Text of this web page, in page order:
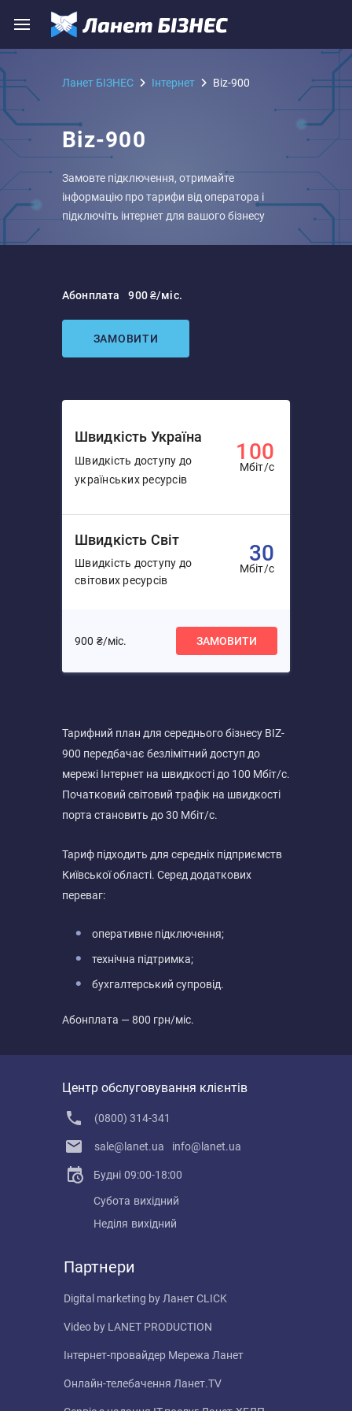
Ланет БІЗНЕС Iнтернет Biz-900
Biz-900
Замовте підключення, отримайте
інформацію про тарифи від оператора і
підключіть інтернет для вашого бізнесу
ЗАМОВИТИ
Абонплата 900 ₴/міс.
Швидкість Україна
Швидкість доступу до
українських ресурсів
100
Мбіт/с
Швидкість Світ
Швидкість доступу до
світових ресурсів
30
Мбіт/с
ЗАМОВИТИ
900 ₴/міс.
Тарифний план для середнього бізнесу BIZ-
900 передбачає безлімітний доступ до
мережі Інтернет на швидкості до 100 Мбіт/с.
Початковий світовий трафік на швидкості
порта становить до 30 Мбіт/с.
Тариф підходить для середніх підприємств
Київської області. Серед додаткових
переваг:
оперативне підключення;
технічна підтримка;
бухгалтерський супровід.
Абонплата — 800 грн/міс.
Центр обслуговування клієнтів
(0800) 314-341
sale@lanet.ua info@lanet.ua
Будні 09:00-18:00
Субота вихідний
Неділя вихідний
Партнери
Digital marketing by Ланет CLICK
Video by LANET PRODUCTION
Інтернет-провайдер Мережа Ланет
Онлайн-телебачення Ланет.TV